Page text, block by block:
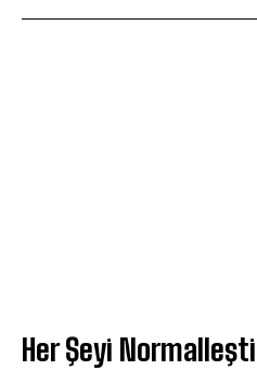
Her Şeyi